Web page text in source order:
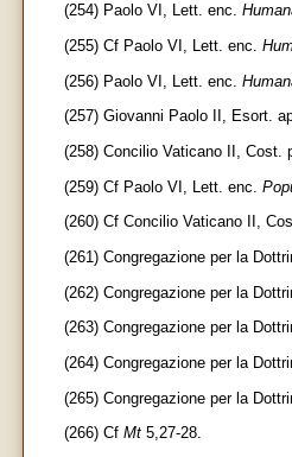
(254) Paolo VI, Lett. enc.
(255) Cf Paolo VI, Lett. enc.
(256) Paolo VI, Lett. enc.
(257) Giovanni Paolo II, Esort.
(258) Concilio Vaticano II, Cost.
(259) Cf Paolo VI, Lett. enc.
(260) Cf Concilio Vaticano II,
(261) Congregazione per la
(262) Congregazione per la
(263) Congregazione per la
(264) Congregazione per la
(265) Congregazione per la
(266) Cf Mt 5,27-28.